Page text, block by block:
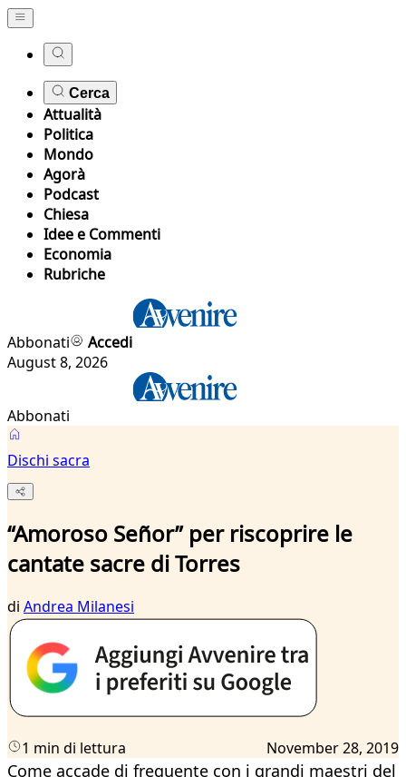
Cerca
Attualità
Politica
Mondo
Agorà
Podcast
Chiesa
Idee e Commenti
Economia
Rubriche
Abbonati
Accedi
August 8, 2026
Abbonati
Dischi sacra
“Amoroso Señor” per riscoprire le
cantate sacre di Torres
di Andrea Milanesi
1 min di lettura November 28, 2019
Come accade di frequente con i grandi maestri del